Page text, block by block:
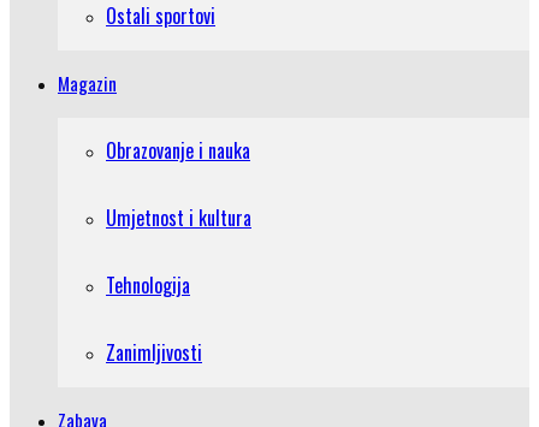
Ostali sportovi
Magazin
Obrazovanje i nauka
Umjetnost i kultura
Tehnologija
Zanimljivosti
Zabava